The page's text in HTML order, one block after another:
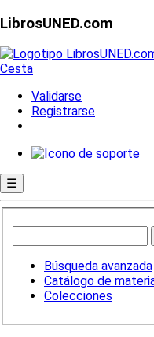
LibrosUNED.com
Cesta
Validarse
Registrarse
☰
Búsqueda avanzada
Catálogo de
Colecciones